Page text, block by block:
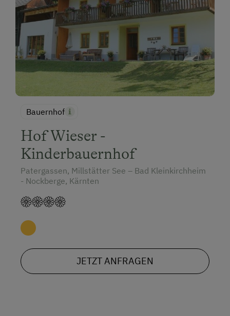
Bauernhof
Hof Wieser -
Kinderbauernhof
Patergassen, Millstätter See – Bad Kleinkirchheim
- Nockberge, Kärnten
JETZT ANFRAGEN